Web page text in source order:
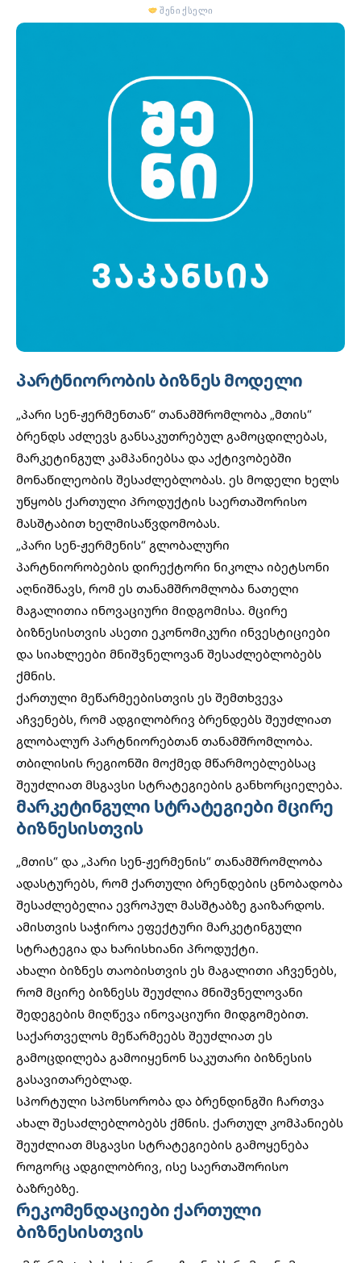
შენი ქსელი
პარტნიორობის ბიზნეს მოდელი
„პარი სენ-ჟერმენთან“ თანამშრომლობა „მთის“
ბრენდს აძლევს განსაკუთრებულ გამოცდილებას,
მარკეტინგულ კამპანიებსა და აქტივობებში
მონაწილეობის შესაძლებლობას. ეს მოდელი ხელს
უწყობს ქართული პროდუქტის საერთაშორისო
მასშტაბით ხელმისაწვდომობას.
„პარი სენ-ჟერმენის“ გლობალური
პარტნიორობების დირექტორი ნიკოლა იბეტსონი
აღნიშნავს, რომ ეს თანამშრომლობა ნათელი
მაგალითია ინოვაციური მიდგომისა. მცირე
ბიზნესისთვის ასეთი ეკონომიკური ინვესტიციები
და სიახლეები მნიშვნელოვან შესაძლებლობებს
ქმნის.
ქართული მეწარმეებისთვის ეს შემთხვევა
აჩვენებს, რომ ადგილობრივ ბრენდებს შეუძლიათ
გლობალურ პარტნიორებთან თანამშრომლობა.
თბილისის რეგიონში მოქმედ მწარმოებლებსაც
შეუძლიათ მსგავსი სტრატეგიების განხორციელება.
მარკეტინგული სტრატეგიები მცირე
ბიზნესისთვის
„მთის“ და „პარი სენ-ჟერმენის“ თანამშრომლობა
ადასტურებს, რომ ქართული ბრენდების ცნობადობა
შესაძლებელია ევროპულ მასშტაბზე გაიზარდოს.
ამისთვის საჭიროა ეფექტური მარკეტინგული
სტრატეგია და ხარისხიანი პროდუქტი.
ახალი ბიზნეს თაობისთვის ეს მაგალითი აჩვენებს,
რომ მცირე ბიზნესს შეუძლია მნიშვნელოვანი
შედეგების მიღწევა ინოვაციური მიდგომებით.
საქართველოს მეწარმეებს შეუძლიათ ეს
გამოცდილება გამოიყენონ საკუთარი ბიზნესის
გასავითარებლად.
სპორტული სპონსორობა და ბრენდინგში ჩართვა
ახალ შესაძლებლობებს ქმნის. ქართულ კომპანიებს
შეუძლიათ მსგავსი სტრატეგიების გამოყენება
როგორც ადგილობრივ, ისე საერთაშორისო
ბაზრებზე.
რეკომენდაციები ქართული
ბიზნესისთვის